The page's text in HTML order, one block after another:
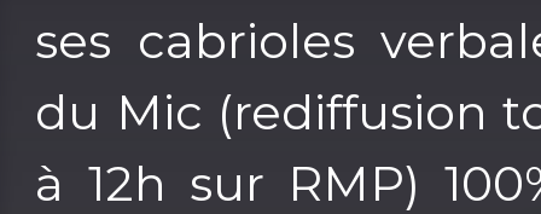
ses cabrioles
du Mic (rediffusion
à 12h sur RMP)